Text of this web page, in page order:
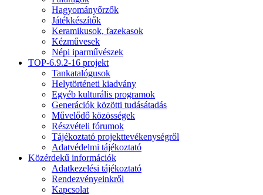
Hagyományőrzők
Játékkészítők
Keramikusok, fazekasok
Kézművesek
Népi iparművészek
TOP-6.9.2-16 projekt
Tankatalógusok
Helytörténeti kiadvány
Egyéb kulturális programok
Generációk közötti tudásátadás
Művelődő közösségek
Részvételi fórumok
Tájékoztató projekttevékenységről
Adatvédelmi tájékoztató
Közérdekű információk
Adatkezelési tájékoztató
Rendezvényeinkről
Kapcsolat